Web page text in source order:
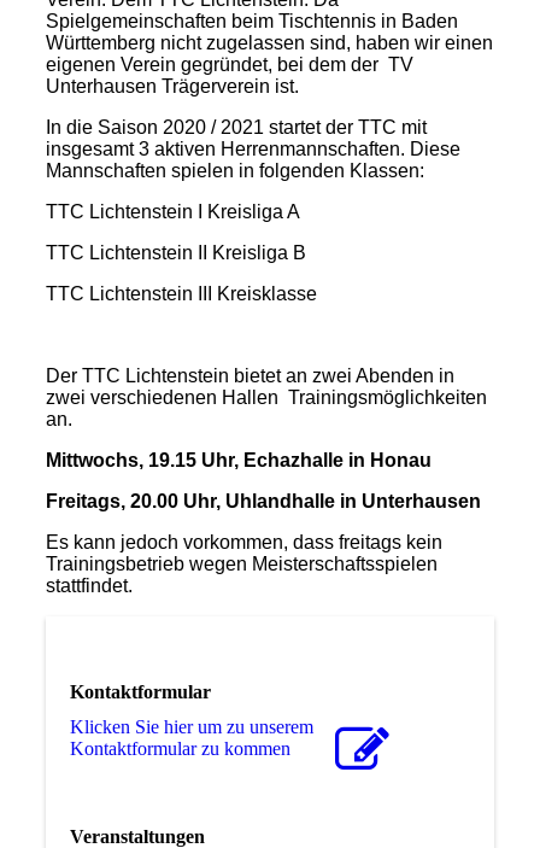
Spielgemeinschaften beim Tischtennis in Baden
Württemberg nicht zugelassen sind, haben wir einen
eigenen Verein gegründet, bei dem der TV
Unterhausen Trägerverein ist.
In die Saison 2020 / 2021 startet der TTC mit
insgesamt 3 aktiven Herrenmannschaften. Diese
Mannschaften spielen in folgenden Klassen:
TTC Lichtenstein I Kreisliga A
TTC Lichtenstein II Kreisliga B
TTC Lichtenstein III Kreisklasse
Der TTC Lichtenstein bietet an zwei Abenden in
zwei verschiedenen Hallen Trainingsmöglichkeiten
an.
Mittwochs, 19.15 Uhr, Echazhalle in Honau
Freitags, 20.00 Uhr, Uhlandhalle in Unterhausen
Es kann jedoch vorkommen, dass freitags kein
Trainingsbetrieb wegen Meisterschaftsspielen
stattfindet.
Kontaktformular
Klicken Sie hier um zu unserem
Kon­takt­for­mu­lar zu kommen
Veranstaltungen